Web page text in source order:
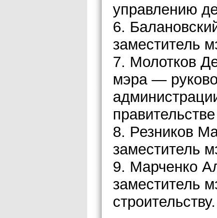
управлению
6.
заместитель
7. Молотков
мэра —
8. Резников
заместитель
9. Марченко
заместитель
строительству.